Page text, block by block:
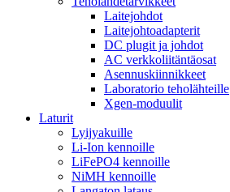
Laitejohdot
Laitejohtoadapterit
DC plugit ja johdot
AC verkkoliitäntäosat
Asennuskiinnikkeet
Laboratorio teholähteille
Xgen-moduulit
Laturit
Lyijyakuille
Li-Ion kennoille
LiFePO4 kennoille
NiMH kennoille